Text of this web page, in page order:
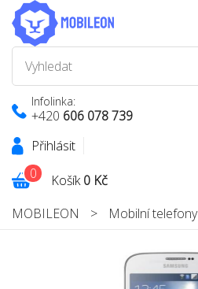
Infolinka:
+420 606 078 739
Přihlásit
Košík0 Kč
0
MOBILEON > Mobilní telefony